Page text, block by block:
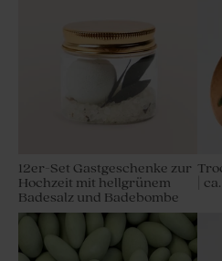
12er-Set Gastgeschenke zur
Hochzeit mit hellgrünem
Badesalz und Badebombe
|